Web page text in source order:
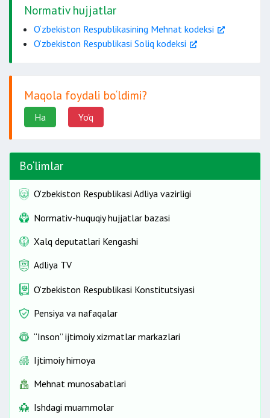
Normativ hujjatlar
O‘zbekiston Respublikasining Mehnat kodeksi
O‘zbekiston Respublikasi Soliq kodeksi
Maqola foydali bo‘ldimi?
Ha Yo'q
Bo‘limlar
O'zbekiston Respublikasi Adliya vazirligi
Normativ-huquqiy hujjatlar bazasi
Xalq deputatlari Kengashi
Adliya TV
O‘zbekiston Respublikasi Konstitutsiyasi
Pensiya va nafaqalar
“Inson” ijtimoiy xizmatlar markazlari
Ijtimoiy himoya
Mehnat munosabatlari
Ishdagi muammolar